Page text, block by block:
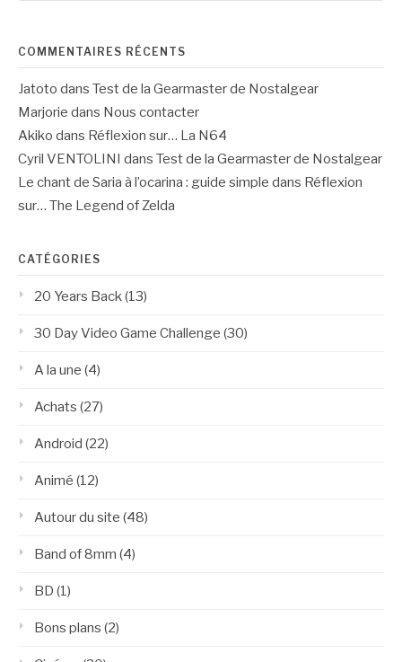
COMMENTAIRES RÉCENTS
Jatoto dans Test de la Gearmaster de Nostalgear
Marjorie dans Nous contacter
Akiko dans Réflexion sur… La N64
Cyril VENTOLINI dans Test de la Gearmaster de Nostalgear
Le chant de Saria à l’ocarina : guide simple dans Réflexion
sur… The Legend of Zelda
CATÉGORIES
20 Years Back(13)
30 Day Video Game Challenge (30)
A la une (4)
Achats (27)
Android (22)
Animé (12)
Autour du site (48)
Band of 8mm (4)
BD (1)
Bons plans (2)